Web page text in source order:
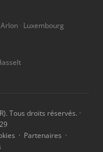
Arlon Luxembourg
Tous droits réservés. ·
· Partenaires ·